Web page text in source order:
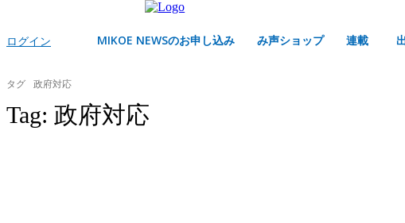
ログイン MIKOE NEWSのお申し込み み声ショップ 連載
タグ 政府対応
Tag: 政府対応